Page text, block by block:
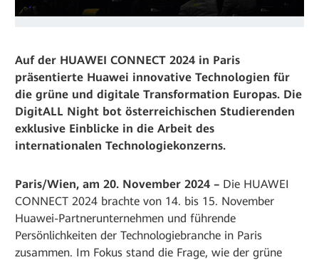
Auf der HUAWEI CONNECT 2024 in Paris
präsentierte Huawei innovative Technologien für
die grüne und digitale Transformation Europas. Die
DigitALL Night bot österreichischen Studierenden
exklusive Einblicke in die Arbeit des
internationalen Technologiekonzerns.
Paris/Wien, am 20. November 2024 – Die HUAWEI
CONNECT 2024 brachte von 14. bis 15. November
Huawei-Partnerunternehmen und führende
Persönlichkeiten der Technologiebranche in Paris
zusammen. Im Fokus stand die Frage, wie der grüne